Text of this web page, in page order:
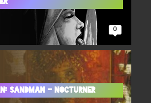
0
Sandman – Nocturner